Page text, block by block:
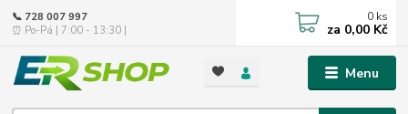
Menu
📞 728 007 997
⏰ Po-Pá | 7:00 - 13:30 |
0 ks
za 0,00 Kč